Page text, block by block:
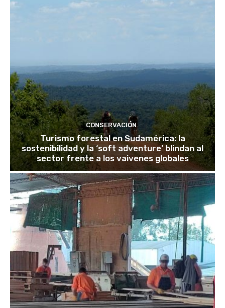
CONSERVACIÓN
Turismo forestal en Sudamérica: la
sostenibilidad y la ‘soft adventure’ blindan al
sector frente a los vaivenes globales